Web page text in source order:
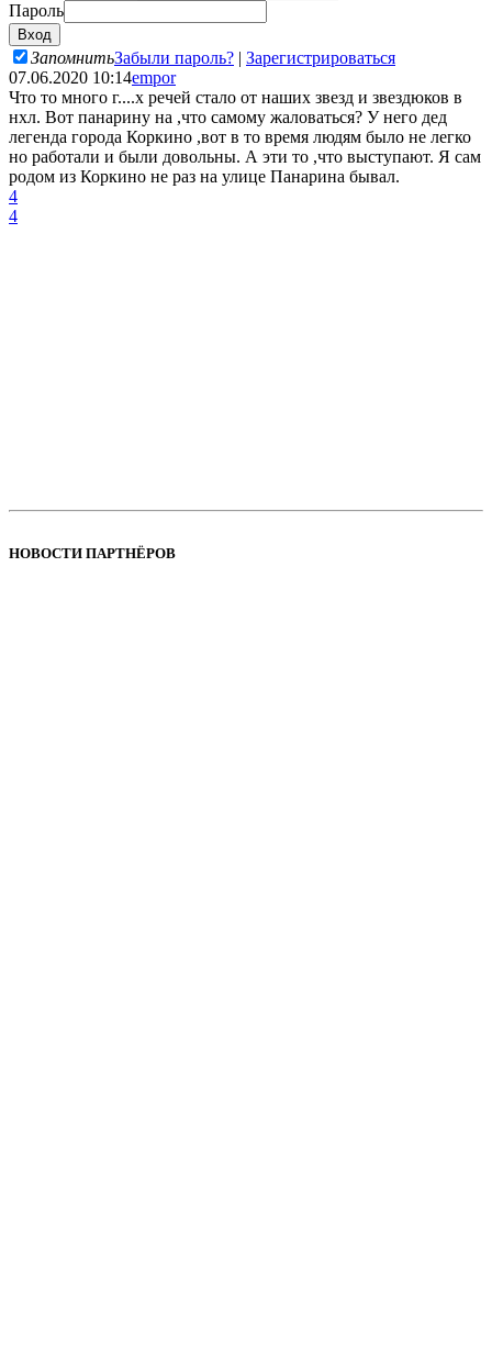
Пароль
ЗапомнитьЗабыли пароль? | Зарегистрироваться
07.06.2020 10:14empor
Что то много г....х речей стало от наших звезд и звездюков в
нхл. Вот панарину на ,что самому жаловаться? У него дед
легенда города Коркино ,вот в то время людям было не легко
но работали и были довольны. А эти то ,что выступают. Я сам
родом из Коркино не раз на улице Панарина бывал.
4
4
НОВОСТИ ПАРТНЁРОВ